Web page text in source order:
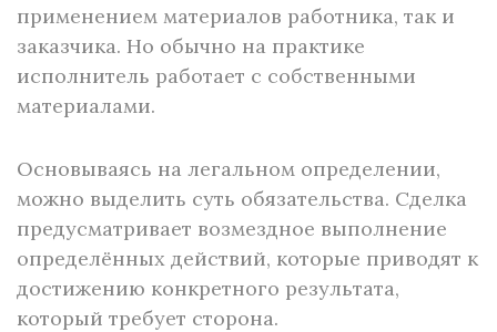
применением материалов работника, так и
заказчика. Но обычно на практике
исполнитель работает с собственными
материалами.
Основываясь на легальном определении,
можно выделить суть обязательства. Сделка
предусматривает возмездное выполнение
определённых действий, которые приводят к
достижению конкретного результата,
который требует сторона.